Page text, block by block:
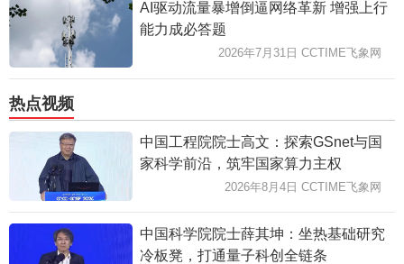
AI驱动流量暴增倒逼网络革新 增强上行
能力成必答题
2026年7月31日 CCTIME飞象网
热点视频
中国工程院院士高文：探索GSnet与国
家科学前沿，筑牢国家算力主权
2026年8月4日 CCTIME飞象网
中国科学院院士薛其坤：坐热基础研究
冷板凳，打通量子科创全链条